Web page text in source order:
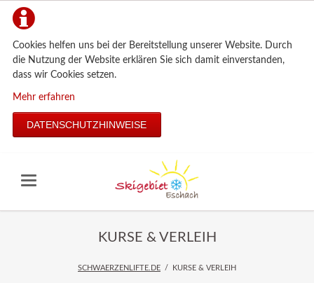
Cookies helfen uns bei der Bereitstellung unserer Website. Durch
die Nutzung der Website erklären Sie sich damit einverstanden,
dass wir Cookies setzen.
Mehr erfahren
DATENSCHUTZHINWEISE
KURSE & VERLEIH
SCHWAERZENLIFTE.DE KURSE & VERLEIH